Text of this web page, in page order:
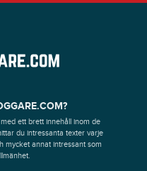
ett brett innehåll inom de
du intressanta texter varje
mycket annat intressant som